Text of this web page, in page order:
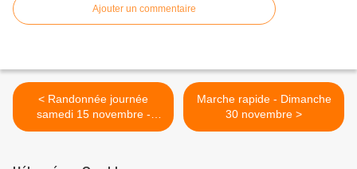
Ajouter un commentaire
< Randonnée journée
samedi 15 novembre -
Fontainebleau
Marche rapide - Dimanche
30 novembre >